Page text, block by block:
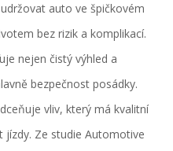
auto ve špičkovém
bez rizik a komplikací.
nejen čistý výhled a
bezpečnost posádky.
vliv, který má kvalitní
jízdy. Ze studie Automotive